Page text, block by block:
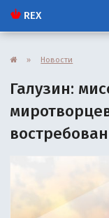
REX
» Новости
Галузин: